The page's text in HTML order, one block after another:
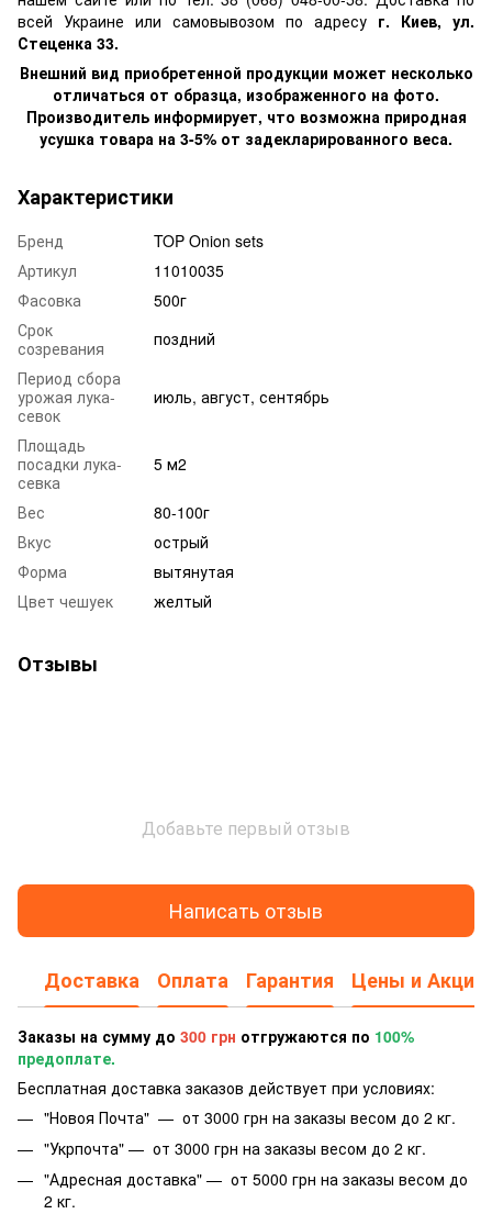
всей Украине или самовывозом по адресу г. Киев, ул.
Стеценка 33.
Внешний вид приобретенной продукции может несколько
отличаться от образца, изображенного на фото.
Производитель информирует, что возможна природная
усушка товара на 3-5% от задекларированного веса.
Характеристики
Бренд
TOP Onion sets
Артикул
11010035
Фасовка
500г
Срок
созревания
поздний
Период сбора
урожая лука-
севок
июль, август, сентябрь
Площадь
посадки лука-
севка
5 м2
Вес
80-100г
Вкус
острый
Форма
вытянутая
Цвет чешуек
желтый
Отзывы
Добавьте первый отзыв
Написать отзыв
Доставка Оплата Гарантия Цены и Акции
Заказы на сумму до 300 грн отгружаются по 100%
предоплате.
Бесплатная доставка заказов действует при условиях:
"Новоя Почта" — от 3000 грн на заказы весом до 2 кг.
"Укрпочта" — от 3000 грн на заказы весом до 2 кг.
"Адресная доставка" — от 5000 грн на заказы весом до
2 кг.